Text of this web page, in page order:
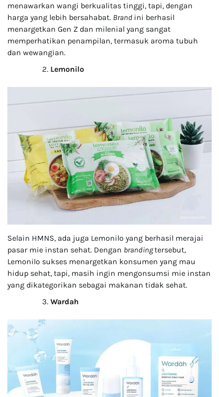
menawarkan wangi berkualitas tinggi, tapi, dengan
harga yang lebih bersahabat. Brand ini berhasil
menargetkan Gen Z dan milenial yang sangat
memperhatikan penampilan, termasuk aroma tubuh
dan wewangian.
Lemonilo
Selain HMNS, ada juga Lemonilo yang berhasil merajai
pasar mie instan sehat. Dengan brandingtersebut,
Lemonilo sukses menargetkan konsumen yang mau
hidup sehat, tapi, masih ingin mengonsumsi mie instan
yang dikategorikan sebagai makanan tidak sehat.
Wardah